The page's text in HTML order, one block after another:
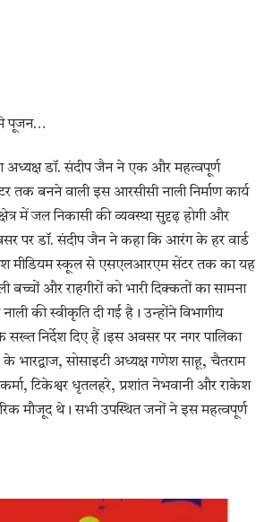
पूजन…
डॉ. संदीप जैन ने एक और महत्वपूर्ण
बनने वाली इस आरसीसी नाली निर्माण कार्य
में जल निकासी की व्यवस्था सुदृढ़ होगी और
पर डॉ. संदीप जैन ने कहा कि आरंग के हर वार्ड
मीडियम स्कूल से एसएलआरएम सेंटर तक का यह
और राहगीरों को भारी दिक्कतों का सामना
की स्वीकृति दी गई है। उन्होंने विभागीय
सख्त निर्देश दिए हैं।​इस अवसर पर नगर पालिका
के भारद्वाज, सोसाइटी अध्यक्ष गणेश साहू, चैतराम
टिकेश्वर धृतलहरे, प्रशांत नेभवानी और राकेश
मौजूद थे। सभी उपस्थित जनों ने इस महत्वपूर्ण